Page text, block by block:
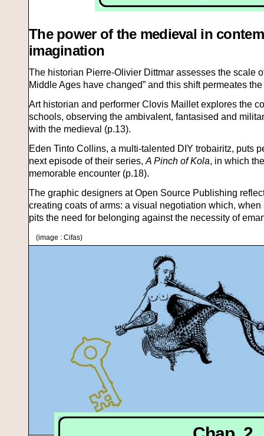
The power of the medieval in
imagination
The historian Pierre-Olivier Dittmar assesses the scale
Middle Ages have changed” and this shift permeates
Art historian and performer Clovis Maillet explores the
schools, observing the ambivalent, fantasised and
with the medieval (p.13).
Eden Tinto Collins, a multi-talented DIY trobairitz, puts
next episode of their series, A Pinch of Kola, in which
memorable encounter (p.18).
The graphic designers at Open Source Publishing
creating coats of arms: a visual negotiation which,
pits the need for belonging against the necessity of
(image : Cifas)